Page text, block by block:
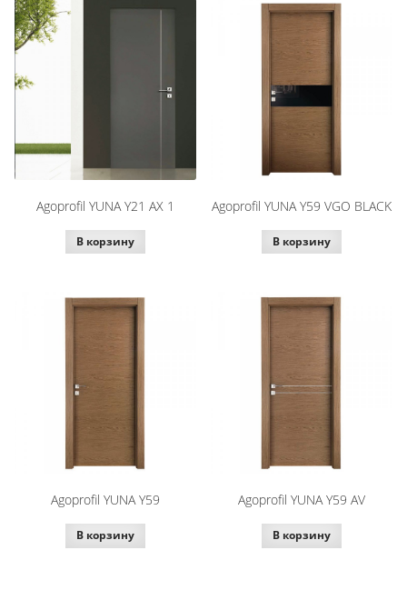
Agoprofil YUNA Y21 AX 1
В корзину
Agoprofil YUNA Y59 VGO BLACK
В корзину
Agoprofil YUNA Y59
В корзину
Agoprofil YUNA Y59 AV
В корзину